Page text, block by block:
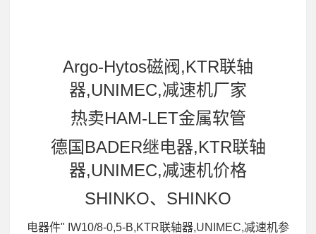
Argo-Hytos磁阀,KTR联轴
器,UNIMEC,减速机厂家
热卖HAM-LET金属软管
德国BADER继电器,KTR联轴
器,UNIMEC,减速机价格
SHINKO、SHINKO
电器件" IW10/8-0,5-B,KTR联轴器,UNIMEC,减速机参